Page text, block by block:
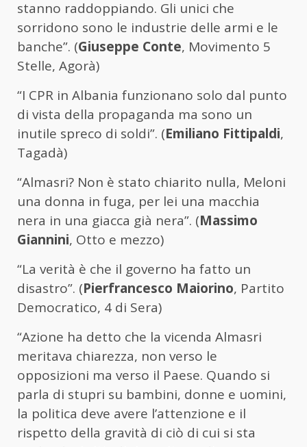
stanno raddoppiando. Gli unici che
sorridono sono le industrie delle armi e le
banche”. (Giuseppe Conte, Movimento 5
Stelle, Agorà)
“I CPR in Albania funzionano solo dal punto
di vista della propaganda ma sono un
inutile spreco di soldi”. (Emiliano Fittipaldi,
Tagadà)
“Almasri? Non è stato chiarito nulla, Meloni
una donna in fuga, per lei una macchia
nera in una giacca già nera”. (Massimo
Giannini, Otto e mezzo)
“La verità è che il governo ha fatto un
disastro”. (Pierfrancesco Maiorino, Partito
Democratico, 4 di Sera)
“Azione ha detto che la vicenda Almasri
meritava chiarezza, non verso le
opposizioni ma verso il Paese. Quando si
parla di stupri su bambini, donne e uomini,
la politica deve avere l’attenzione e il
rispetto della gravità di ciò di cui si sta